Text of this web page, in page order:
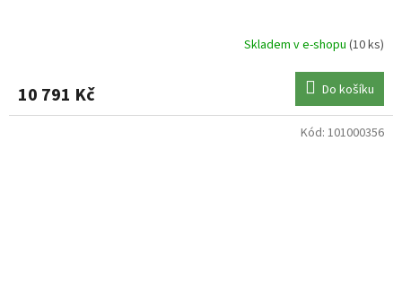
Skladem v e-shopu (10 ks)
10 791 Kč Do košíku
Kód: 101000356